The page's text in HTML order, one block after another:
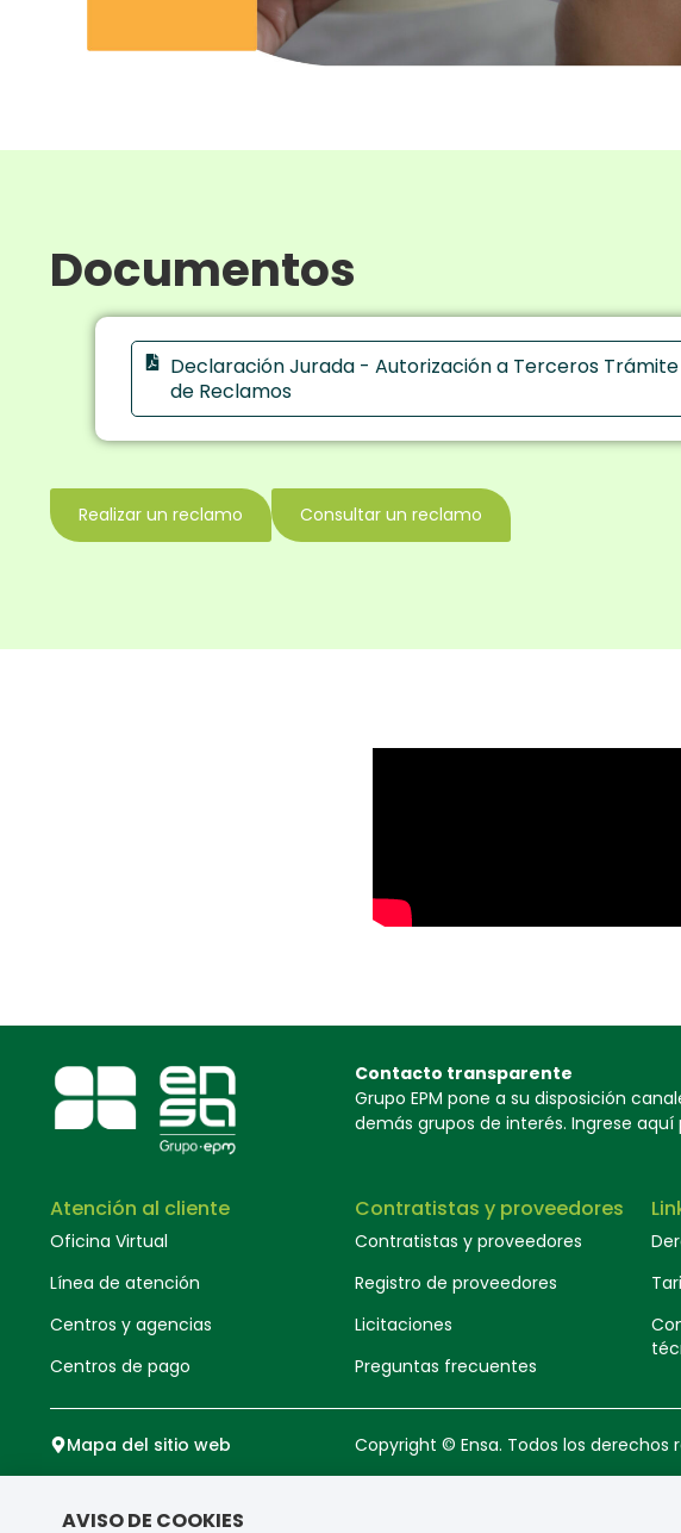
Documentos
Declaración Jurada - Autorización a Terceros Trámite
de Reclamos
Realizar un reclamo Consultar un reclamo
Contacto transparente
Grupo EPM pone a su disposición
demás grupos de interés. Ingrese
Atención al cliente
Oficina Virtual
Línea de atención
Centros y agencias
Centros de pago
Contratistas y proveedores
Contratistas y proveedores
Registro de proveedores
Licitaciones
Preguntas frecuentes
Mapa del sitio web Copyright © Ensa. Todos los derechos
AVISO DE COOKIES